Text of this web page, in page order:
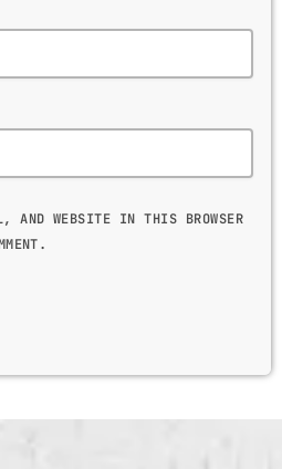
AND WEBSITE IN THIS BROWSER